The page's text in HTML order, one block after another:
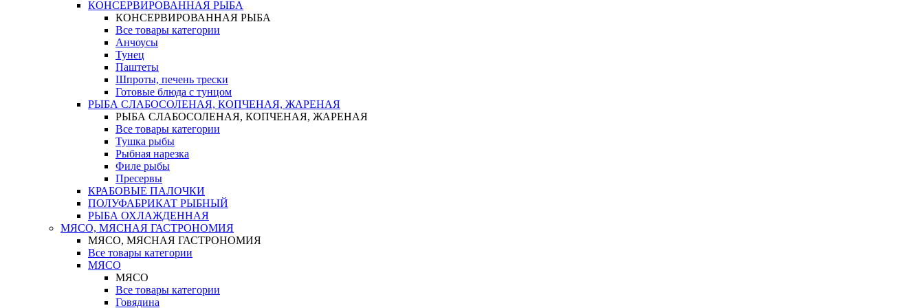
КОНСЕРВИРОВАННАЯ РЫБА
КОНСЕРВИРОВАННАЯ РЫБА
Все товары категории
Анчоусы
Тунец
Паштеты
Шпроты, печень трески
Готовые блюда с тунцом
РЫБА СЛАБОСОЛЕНАЯ, КОПЧЕНАЯ, ЖАРЕНАЯ
РЫБА СЛАБОСОЛЕНАЯ, КОПЧЕНАЯ, ЖАРЕНАЯ
Все товары категории
Тушка рыбы
Рыбная нарезка
Филе рыбы
Пресервы
КРАБОВЫЕ ПАЛОЧКИ
ПОЛУФАБРИКАТ РЫБНЫЙ
РЫБА ОХЛАЖДЕННАЯ
МЯСО, МЯСНАЯ ГАСТРОНОМИЯ
МЯСО, МЯСНАЯ ГАСТРОНОМИЯ
Все товары категории
МЯСО
МЯСО
Все товары категории
Говядина